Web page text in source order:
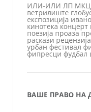
ИЛИ-ИЛИ ЛП МКЦ
ветрилиште
експозиција
кинотека концерт
поезија проаза
раскази рецензија
урбан фестивал
фипресци фудбал
ВАШЕ ПРАВО НА